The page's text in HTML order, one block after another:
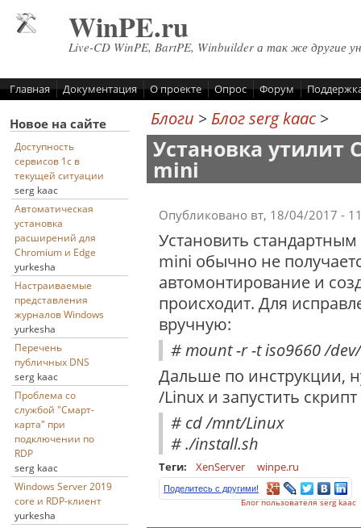
WinPE.ru
Live-CD WinPE, BartPE, Winbuilder а так же другие
Главная Документация О проекте Опрос Форум
Новое на сайте
Доступность
сервисов 1с в
текущей ситуации
serg kaac
Автоматическая
установка
расширений для
Chromium и Edge
yurkesha
Настраиваемые
представления
журналов Windows
yurkesha
Перечень
публичных DNS
serg kaac
Проблема со
службой "Смарт-
карта" при
подключении по
RDP
serg kaac
Windows Server 2019
core и RDP-клиент
yurkesha
Блоги > Блог serg kaac >
Установка утилит
mini
Опубликовано вт, 18/04/2017 -
Установить
mini обычно не
автомонтирование и
происходит. Для
вручную:
# mount -r -t iso9660 /
Дальше по инструкции,
/Linux и запустить
# cd /mnt/Linux
# ./install.sh
Теги: XenServer winpe.ru
Поделитесь с другими!
Блог пользователя serg kaac